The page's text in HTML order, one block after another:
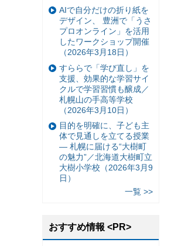
AIで自分だけの折り紙を
デザイン、 豊洲で「うさ
プロオンライン」を活用
したワークショップ開催
（2026年3月18日）
すららで「学び直し」を
支援、効果的な学習サイ
クルで学習習慣も醸成／
札幌山の手高等学校
（2026年3月10日）
目的を明確に、子ども主
体で見通しを立てる授業
— 札幌に届ける“大樹町
の魅力”／北海道大樹町立
大樹小学校（2026年3月9
日）
一覧 >>
おすすめ情報 <PR>